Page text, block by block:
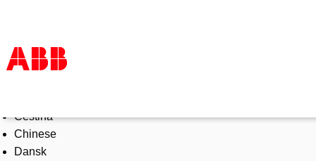
Products & Solutions
Industries
Services
Čeština
Chinese
Dansk